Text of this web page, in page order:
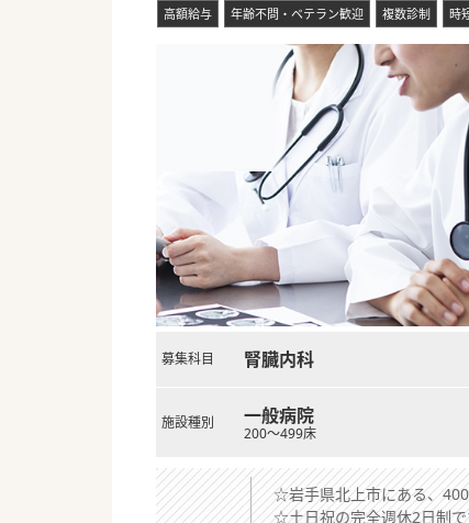
高額給与 年齢不問・ベテラン歓迎 複数診制 時
募集科目 腎臓内科
施設種別 一般病院
200～499床
☆岩手県北上市にある、
☆土日祝の完全週休2日制で